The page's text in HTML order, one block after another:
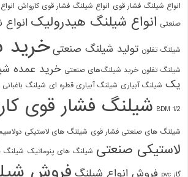
انواع شیلنگ فشار قوی انواع شیلنگ فشار قوی کارواش
صنعتی انواع شیلنگ هیدرولیک انواع
شیلنگ تفلون تولید شیلنگ صنعتی خرید
شیلنگ تفلون خرید شیلنگ‌های صنعتی خرید عمده
یک شیلنگ آبیاری شیلنگ آبیاری قطره ای شیلنگ باغبانی
1/2 BDM شیلنگ فشار قوی
شیلنگ های صنعتی فشار قوی شیلنگ های لاستیکی دولاسیم
لاستیکی صنعتی شیلنگ های پنوماتیک شیلنگ
فروش انواع شیلنگ